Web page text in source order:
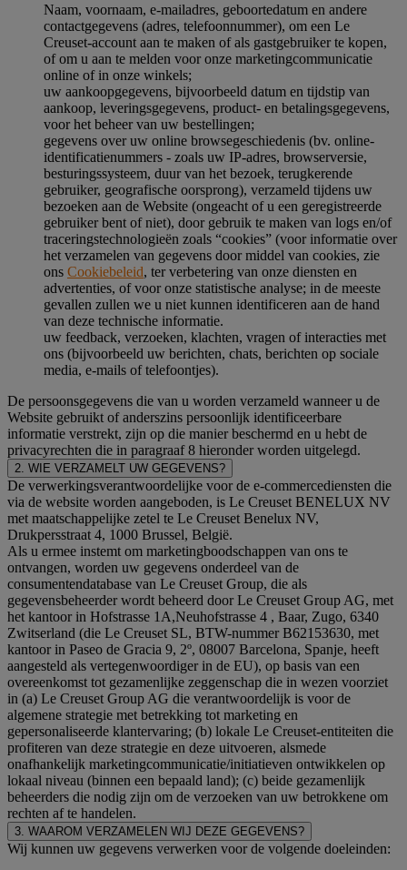
Naam, voornaam, e-mailadres, geboortedatum en andere
contactgegevens (adres, telefoonnummer), om een Le
Creuset-account aan te maken of als gastgebruiker te kopen,
of om u aan te melden voor onze marketingcommunicatie
online of in onze winkels;
uw aankoopgegevens, bijvoorbeeld datum en tijdstip van
aankoop, leveringsgegevens, product- en betalingsgegevens,
voor het beheer van uw bestellingen;
gegevens over uw online browsegeschiedenis (bv. online-
identificatienummers - zoals uw IP-adres, browserversie,
besturingssysteem, duur van het bezoek, terugkerende
gebruiker, geografische oorsprong), verzameld tijdens uw
bezoeken aan de Website (ongeacht of u een geregistreerde
gebruiker bent of niet), door gebruik te maken van logs en/of
traceringstechnologieën zoals “cookies” (voor informatie over
het verzamelen van gegevens door middel van cookies, zie
ons Cookiebeleid, ter verbetering van onze diensten en
advertenties, of voor onze statistische analyse; in de meeste
gevallen zullen we u niet kunnen identificeren aan de hand
van deze technische informatie.
uw feedback, verzoeken, klachten, vragen of interacties met
ons (bijvoorbeeld uw berichten, chats, berichten op sociale
media, e-mails of telefoontjes).
De persoonsgegevens die van u worden verzameld wanneer u de
Website gebruikt of anderszins persoonlijk identificeerbare
informatie verstrekt, zijn op die manier beschermd en u hebt de
privacyrechten die in paragraaf 8 hieronder worden uitgelegd.
2. WIE VERZAMELT UW GEGEVENS?
De verwerkingsverantwoordelijke voor de e-commercediensten die
via de website worden aangeboden, is Le Creuset BENELUX NV
met maatschappelijke zetel te Le Creuset Benelux NV,
Drukpersstraat 4, 1000 Brussel, België.
Als u ermee instemt om marketingboodschappen van ons te
ontvangen, worden uw gegevens onderdeel van de
consumentendatabase van Le Creuset Group, die als
gegevensbeheerder wordt beheerd door Le Creuset Group AG, met
het kantoor in Hofstrasse 1A,Neuhofstrasse 4 , Baar, Zugo, 6340
Zwitserland (die Le Creuset SL, BTW-nummer B62153630, met
kantoor in Paseo de Gracia 9, 2º, 08007 Barcelona, Spanje, heeft
aangesteld als vertegenwoordiger in de EU), op basis van een
overeenkomst tot gezamenlijke zeggenschap die in wezen voorziet
in (a) Le Creuset Group AG die verantwoordelijk is voor de
algemene strategie met betrekking tot marketing en
gepersonaliseerde klantervaring; (b) lokale Le Creuset-entiteiten die
profiteren van deze strategie en deze uitvoeren, alsmede
onafhankelijk marketingcommunicatie/initiatieven ontwikkelen op
lokaal niveau (binnen een bepaald land); (c) beide gezamenlijk
beheerders die nodig zijn om de verzoeken van uw betrokkene om
rechten af te handelen.
3. WAAROM VERZAMELEN WIJ DEZE GEGEVENS?
Wij kunnen uw gegevens verwerken voor de volgende doeleinden: